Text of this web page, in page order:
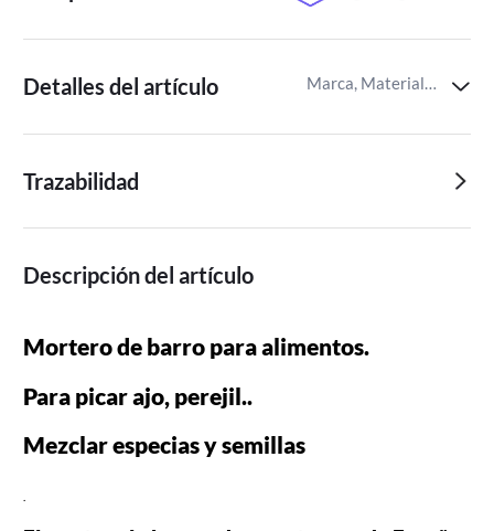
Detalles del artículo Marca, Material del utensilio de cocina,Cantidad de paquetes
Trazabilidad
Descripción del artículo
Mortero de barro para alimentos.
Para picar ajo, perejil..
Mezclar especias y semillas